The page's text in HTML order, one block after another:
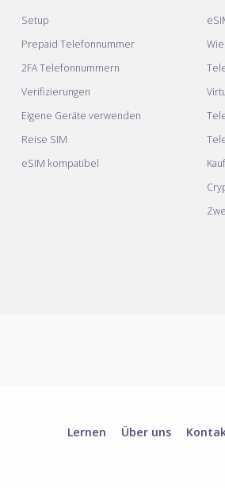
Setup
Prepaid Telefonnummer
2FA Telefonnummern
Verifizierungen
Eigene Geräte verwenden
Reise SIM
eSIM kompatibel
Lernen Über uns